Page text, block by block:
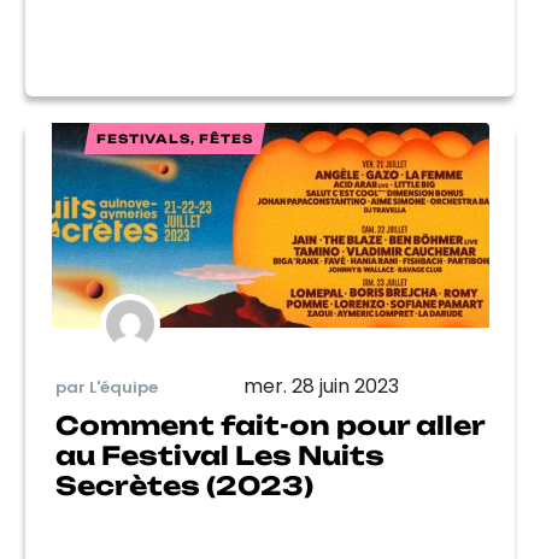
FESTIVALS, FÊTES
par L'équipe mer. 28 juin 2023
Comment fait-on pour aller
au Festival Les Nuits
Secrètes (2023)